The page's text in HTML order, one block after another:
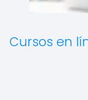
Cursos en